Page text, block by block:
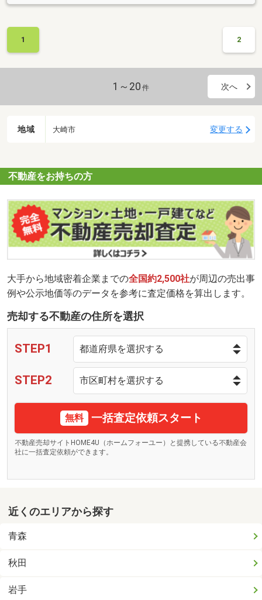
1 2
1～20 件 次へ
地域 大崎市 変更する
不動産をお持ちの方
大手から地域密着企業までの全国約2,500社が周辺の売出事
例や公示地価等のデータを参考に査定価格を算出します。
売却する不動産の住所を選択
STEP1
STEP2
無料 一括査定依頼スタート
不動産売却サイトHOME4U（ホームフォーユー）と提携している不動産会
社に一括査定依頼ができます。
近くのエリアから探す
青森
秋田
岩手